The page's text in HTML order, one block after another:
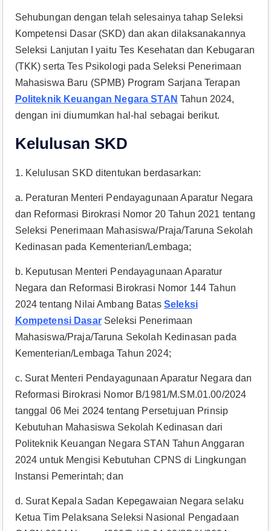
Sehubungan dengan telah selesainya tahap Seleksi
Kompetensi Dasar (SKD) dan akan dilaksanakannya
Seleksi Lanjutan I yaitu Tes Kesehatan dan Kebugaran
(TKK) serta Tes Psikologi pada Seleksi Penerimaan
Mahasiswa Baru (SPMB) Program Sarjana Terapan
Politeknik Keuangan Negara STAN Tahun 2024,
dengan ini diumumkan hal-hal sebagai berikut.
Kelulusan SKD
1. Kelulusan SKD ditentukan berdasarkan:
a. Peraturan Menteri Pendayagunaan Aparatur Negara
dan Reformasi Birokrasi Nomor 20 Tahun 2021 tentang
Seleksi Penerimaan Mahasiswa/Praja/Taruna Sekolah
Kedinasan pada Kementerian/Lembaga;
b. Keputusan Menteri Pendayagunaan Aparatur
Negara dan Reformasi Birokrasi Nomor 144 Tahun
2024 tentang Nilai Ambang BatasSeleksi
Kompetensi DasarSeleksi Penerimaan
Mahasiswa/Praja/Taruna Sekolah Kedinasan pada
Kementerian/Lembaga Tahun 2024;
c. Surat Menteri Pendayagunaan Aparatur Negara dan
Reformasi Birokrasi Nomor B/1981/M.SM.01.00/2024
tanggal 06 Mei 2024 tentang Persetujuan Prinsip
Kebutuhan Mahasiswa Sekolah Kedinasan dari
Politeknik Keuangan Negara STAN Tahun Anggaran
2024 untuk Mengisi Kebutuhan CPNS di Lingkungan
lnstansi Pemerintah; dan
d. Surat Kepala Sadan Kepegawaian Negara selaku
Ketua Tim Pelaksana Seleksi Nasional Pengadaan